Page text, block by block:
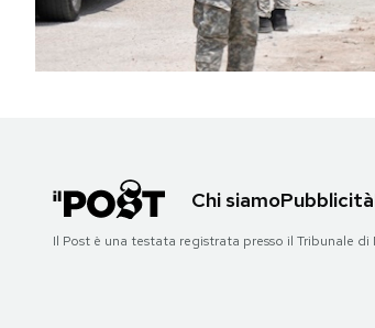
I MIEI PREFERITI
AREA PERSONALE
Chi siamoPubblicità
Il Post è una testata registrata presso il Tribunale